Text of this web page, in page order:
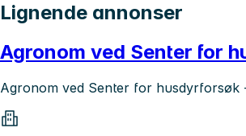
Lignende annonser
Agronom ved Senter for
Agronom ved Senter for husdyrforsøk